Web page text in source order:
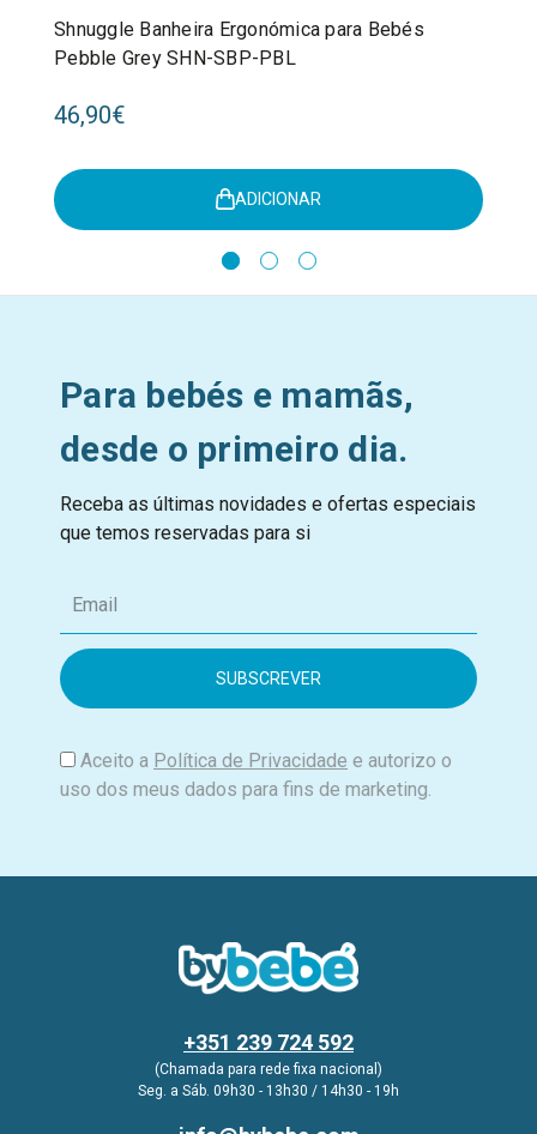
Shnuggle Banheira Ergonómica para Bebés
Pebble Grey SHN-SBP-PBL
46,90€
ADICIONAR
Para bebés e mamãs,
desde o primeiro dia.
Receba as últimas novidades e ofertas especiais
que temos reservadas para si
m
i
Aceito a Política de Privacidade e autorizo o
uso dos meus dados para fins de marketing.
+351 239 724 592
(Chamada para rede fixa nacional)
Seg. a Sáb. 09h30 - 13h30 / 14h30 - 19h